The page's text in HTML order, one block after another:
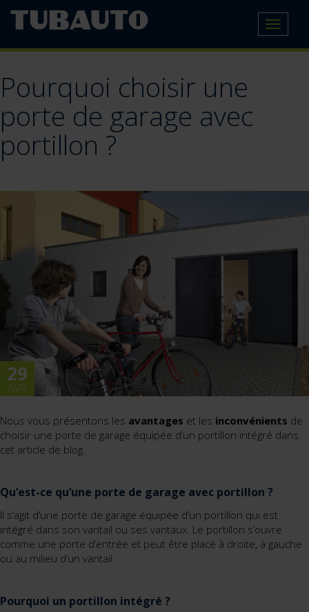
Toggle
Pourquoi choisir une
porte de garage avec
portillon ?
29
AVR
Nous vous présentons les avantages et les inconvénients de
choisir une porte de garage équipée d’un portillon intégré dans
cet article de blog.
Qu’est-ce qu’une porte de garage avec portillon ?
Il s’agit d’une porte de garage équipée d’un portillon qui est
intégré dans son vantail ou ses vantaux. Le portillon s’ouvre
comme une porte d’entrée et peut être placé à droite, à gauche
ou au milieu d’un vantail.
Pourquoi un portillon intégré ?